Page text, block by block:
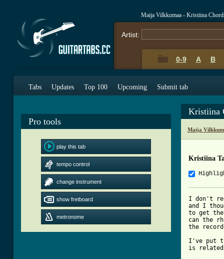
Maija Vilkkumaa - Kristiina
Artist:
0-9 A B
Tabs Updates Top 100 Upcoming Submit tab
Pro tools
play this tab
tempo control
change instrument
show fretboard
metronome
Kristiina
Maija
Kristiina
I don't
and I
to get
can the
the
I've put
is